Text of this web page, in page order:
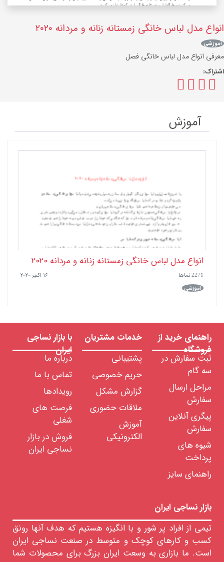
انواع مدل لباس خانگی زمستانه زنانه و مردانه ۲۰۲۰
آموزشی
معرفی انواع مدل لباس خانگی فصل
اشتراک:
آموزش
انواع مدل لباس خانگی زمستانه زنانه و مردانه ۲۰۲۰
2271 نماها ۱۶ اکتبر ۲۰۲۰
آموزشی
راهنمای خرید از
فروشگاه
ثبت سفارش در
سه گام
مراحل ارسال
سفارش
پیگری آنلاین
سفارش
شیوه های
پرداخت
راهنمای سایز
خدمات مشتریان
پشتیبانی
حریم خصوصی
گزارش مشکل
ملاقات حضوری
آموزش
الکترونیکی
با بازار نساجی
ایران
درباره ما
تماس با ما
رویدادها
فرصت های
شغلی
فروش در بازار
نساجی ایران
بازار نساجی ایران
تیمی از افراد پر شور و با انگیزه هستیم که هدف آنها رونق
کسب و کارهای کوچک و متوسط در صنعت نساجی ایران
است. ما بازاری به وسعت ایران بزرگ برای محصولات شما